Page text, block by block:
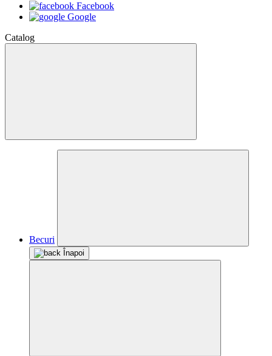
Facebook
Google
Catalog
Becuri
Înapoi